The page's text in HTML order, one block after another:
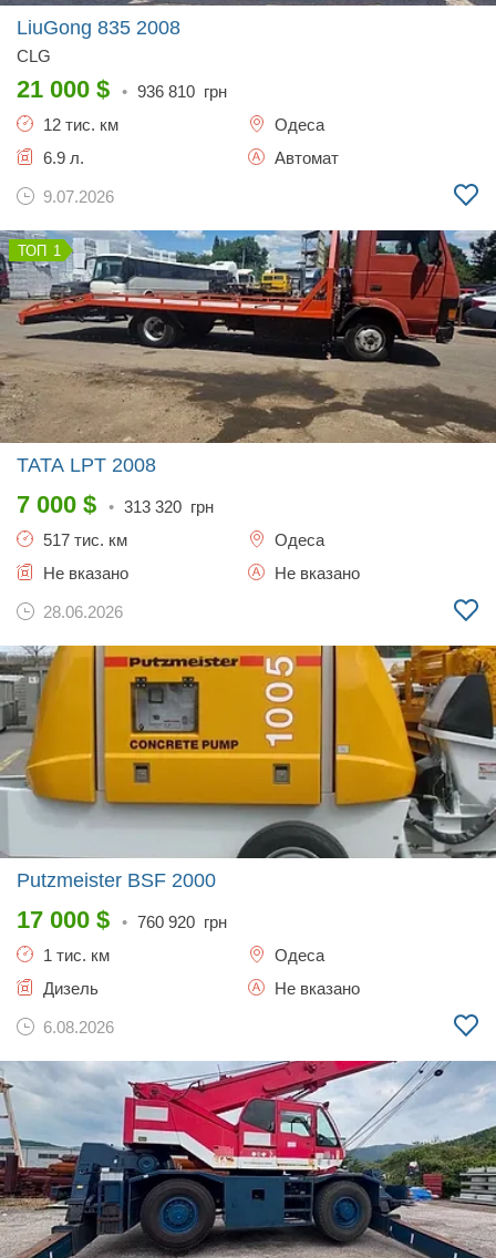
LiuGong 835 2008
CLG
21 000 $ • 936 810 грн
12 тис. км
Одеса
6.9 л.
Автомат
9.07.2026
1
TATA LPT 2008
7 000 $ • 313 320 грн
517 тис. км
Одеса
Не вказано
Не вказано
28.06.2026
Putzmeister BSF 2000
17 000 $ • 760 920 грн
1 тис. км
Одеса
Дизель
Не вказано
6.08.2026